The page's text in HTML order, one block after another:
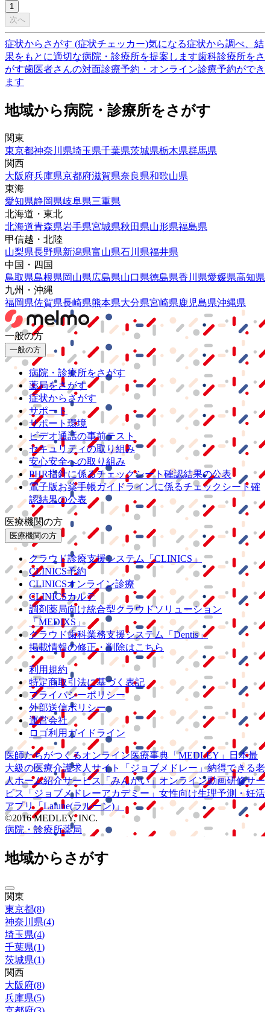
1
次へ
症状からさがす (症状チェッカー)気になる症状から調べ、結
果をもとに適切な病院・診療所を提案します歯科診療所をさ
がす歯医者さんの対面診療予約・オンライン診療予約ができ
ます
地域から病院・診療所をさがす
関東
東京都神奈川県埼玉県千葉県茨城県栃木県群馬県
関西
大阪府兵庫県京都府滋賀県奈良県和歌山県
東海
愛知県静岡県岐阜県三重県
北海道・東北
北海道青森県岩手県宮城県秋田県山形県福島県
甲信越・北陸
山梨県長野県新潟県富山県石川県福井県
中国・四国
鳥取県島根県岡山県広島県山口県徳島県香川県愛媛県高知県
九州・沖縄
福岡県佐賀県長崎県熊本県大分県宮崎県鹿児島県沖縄県
一般の方
一般の方
病院・診療所をさがす
薬局をさがす
症状からさがす
サポート
サポート環境
ビデオ通話の事前テスト
セキュリティの取り組み
安心安全への取り組み
PHR指針に係るチェックシート確認結果の公表
電子版お薬手帳ガイドラインに係るチェックシート確
認結果の公表
医療機関の方
医療機関の方
クラウド診療支援システム
「CLINICS」
CLINICS予約
CLINICSオンライン診療
CLINICSカルテ
調剤薬局向け統合型クラウドソリューション
「MEDIXS」
クラウド歯科業務支援システム
「Dentis」
掲載情報の修正・削除はこちら
利用規約
特定商取引法に基づく表記
プライバシーポリシー
外部送信ポリシー
運営会社
ロゴ利用ガイドライン
医師たちがつくるオンライン医療事典 「MEDLEY」
日本最
大級の医療介護求人サイト 「ジョブメドレー」納得できる老
人ホーム紹介サービス
「みんかい」 オンライン動画研修サー
ビス
「ジョブメドレーアカデミー」 女性向け生理予測・妊活
アプリ「Lalune(ラルーン)」
©2016 MEDLEY, INC.
病院・診療所薬局
地域からさがす
関東
東京都(8)
神奈川県(4)
埼玉県(4)
千葉県(1)
茨城県(1)
関西
大阪府(8)
兵庫県(5)